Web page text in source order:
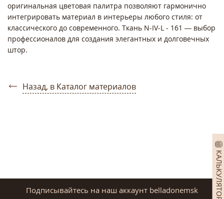
оригинальная цветовая палитра позволяют гармонично
интегрировать материал в интерьеры любого стиля: от
классического до современного. Ткань N-IV-L - 161 — выбор
профессионалов для создания элегантных и долговечных
штор.
Назад, в Каталог материалов
Подписывайтесь на наш аккаунт belladonemsk